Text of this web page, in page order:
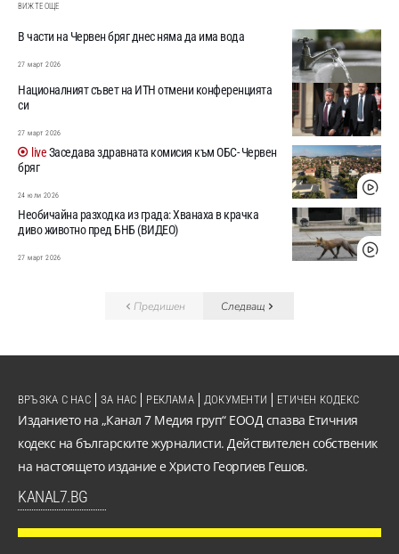
ВИЖТЕ ОЩЕ
В части на Червен бряг днес няма да има вода
27 март 2026
Националният съвет на ИТН отмени конференцията
си
27 март 2026
Заседава здравната комисия към ОБС- Червен
бряг
24 юли 2026
Необичайна разходка из града: Хванаха в крачка
диво животно пред БНБ (ВИДЕО)
27 март 2026
Предишен Следващ
Изданието на „Канал 7 Медия груп“ ЕООД спазва Етичния
кодекс на българските журналисти. Действителен собственик
на настоящето издание е Христо Георгиев Гешов.
KANAL7.BG
ВРЪЗКА С НАС ЗА НАС РЕКЛАМА ДОКУМЕНТИ ЕТИЧЕН КОДЕКС